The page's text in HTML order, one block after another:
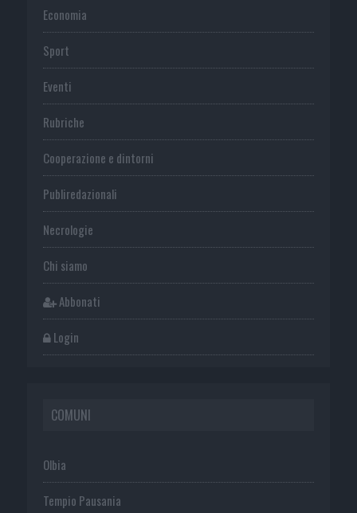
Economia
Sport
Eventi
Rubriche
Cooperazione e dintorni
Publiredazionali
Necrologie
Chi siamo
Abbonati
Login
COMUNI
Olbia
Tempio Pausania